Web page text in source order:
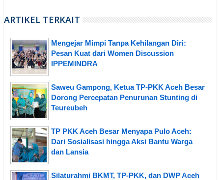
ARTIKEL TERKAIT
Mengejar Mimpi Tanpa Kehilangan Diri:
Pesan Kuat dari Women Discussion
IPPEMINDRA
Saweu Gampong, Ketua TP-PKK Aceh Besar
Dorong Percepatan Penurunan Stunting di
Teureubeh
TP PKK Aceh Besar Menyapa Pulo Aceh:
Dari Sosialisasi hingga Aksi Bantu Warga
dan Lansia
Silaturahmi BKMT, TP-PKK, dan DWP Aceh